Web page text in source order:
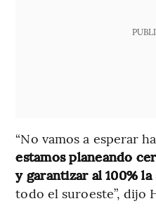
“No vamos a esperar
estamos planeando
y garantizar al 100%
todo el suroeste”, dijo